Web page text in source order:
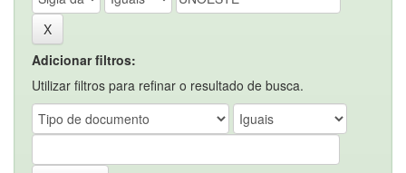
Adicionar filtros:
Utilizar filtros para refinar o resultado de busca.